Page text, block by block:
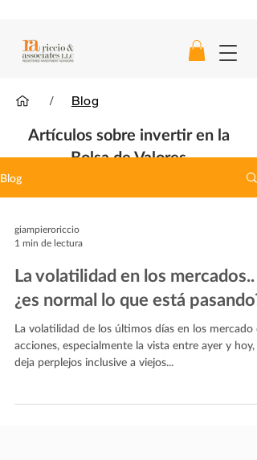
/ Blog
Artículos sobre invertir en la
Bolsa de Valores
Blog
giampieroriccio
1 min de lectura
La volatilidad en los mercados..
¿es normal lo que está pasando?
La volatilidad de los últimos días en los mercado
acciones, especialmente la vista entre ayer y hoy,
deja perplejos inclusive a viejos...